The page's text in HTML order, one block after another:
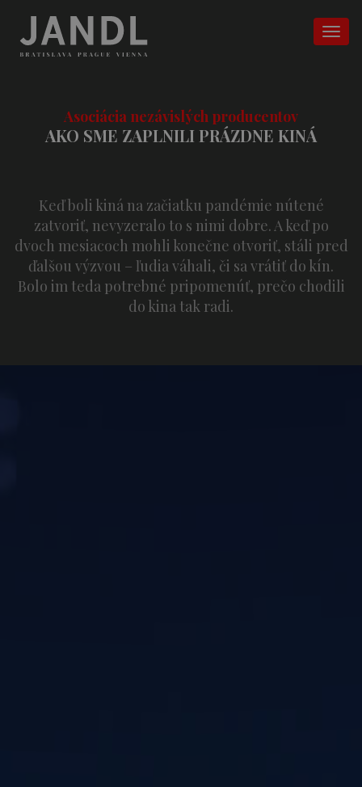
Asociácia nezávislých producentov
AKO SME ZAPLNILI PRÁZDNE KINÁ
Keď boli kiná na začiatku pandémie nútené
zatvoriť, nevyzeralo to s nimi dobre. A keď po
dvoch mesiacoch mohli konečne otvoriť, stáli pred
ďalšou výzvou – ľudia váhali, či sa vrátiť do kín.
Bolo im teda potrebné pripomenúť, prečo chodili
do kina tak radi.